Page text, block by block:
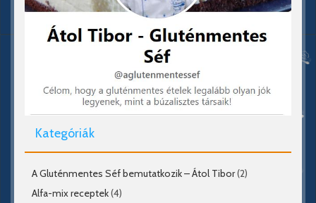
Kategóriák
A Gluténmentes Séf bemutatkozik – Átol Tibor(2)
Alfa-mix receptek(4)